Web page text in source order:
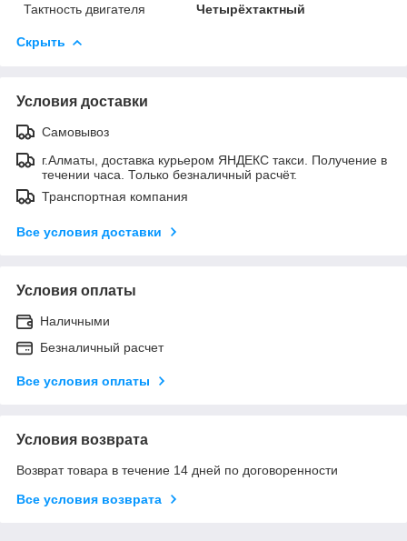
Тактность двигателя
Четырёхтактный
Скрыть
Условия доставки
Самовывоз
г.Алматы, доставка курьером ЯНДЕКС такси. Получение в
течении часа. Только безналичный расчёт.
Транспортная компания
Все условия доставки
Условия оплаты
Наличными
Безналичный расчет
Все условия оплаты
Условия возврата
Возврат товара в течение 14 дней по договоренности
Все условия возврата